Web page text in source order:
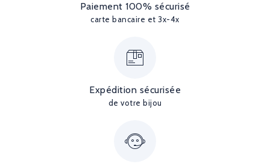
Paiement 100% sécurisé
carte bancaire et 3x-4x
Expédition sécurisée
de votre bijou